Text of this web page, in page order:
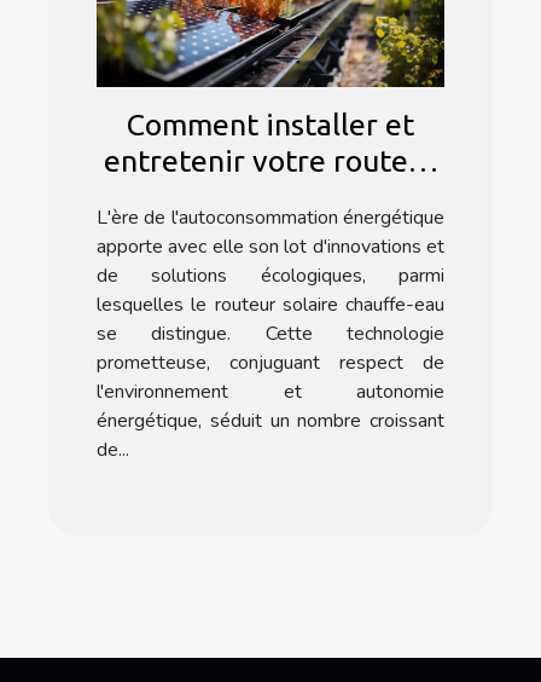
Comment installer et
entretenir votre routeur
une efficacité optimale
L'ère de l'autoconsommation énergétique
apporte avec elle son lot d'innovations et
de solutions écologiques, parmi
lesquelles le routeur solaire chauffe-eau
se distingue. Cette technologie
prometteuse, conjuguant respect de
l'environnement et autonomie
énergétique, séduit un nombre croissant
de...